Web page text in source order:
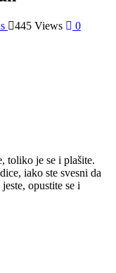
445 Views
0
toliko je se i plašite.
iako ste svesni da
opustite se i